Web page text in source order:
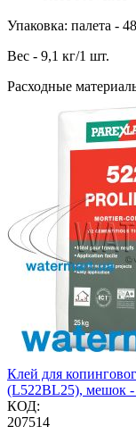
Упаковка: палета -
Вес - 9,1 кг/1 шт.
Расходные
Клей для
(L522BL25), мешок -
КОД:
207514